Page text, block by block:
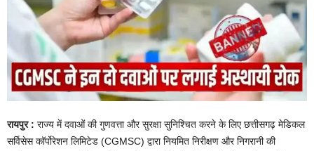
रायपुर : राज्य में दवाओं की गुणवत्ता और सुरक्षा सुनिश्चित करने के लिए छत्तीसगढ़ मेडिकल
सर्विसेस कॉर्पोरेशन लिमिटेड (CGMSC) द्वारा नियमित निरीक्षण और निगरानी की